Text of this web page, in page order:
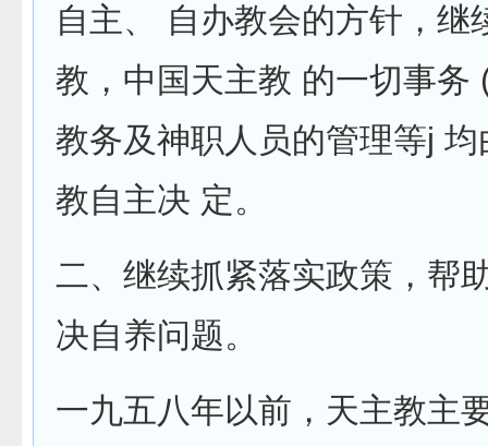
自主、 自办教会的方针，继
教，中国天主教 的一切事务
教务及神职人员的管理等j
教自主决 定。
二、继续抓紧落实政策，帮
决自养问题。
一九五八年以前，天主教主